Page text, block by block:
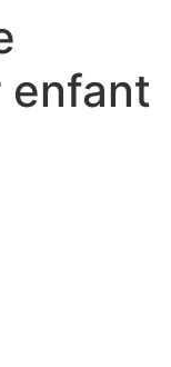
enfant